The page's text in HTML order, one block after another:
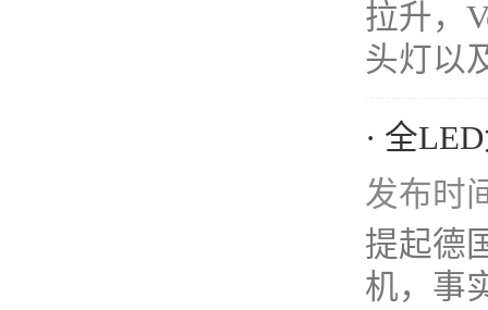
拉升，
头灯以
· 全
发布时
提起德
机，事